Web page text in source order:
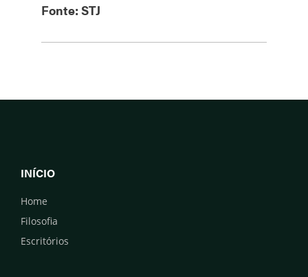
Fonte: STJ
INÍCIO
Home
Filosofia
Escritórios